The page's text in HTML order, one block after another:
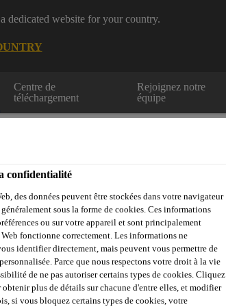
dedicated website for your country.
Centre de
téléchargement
Rejoignez notre
équipe
béton projeté Sika® Air-360
confidentialité
des données peuvent être stockées dans votre navigateur
sous la forme de cookies. Ces informations
ou sur votre appareil et sont principalement
fonctionne correctement. Les informations ne
identifier directement, mais peuvent vous permettre de
Parce que nous respectons votre droit à la vie
de ne pas autoriser certains types de cookies. Cliquez
plus de détails sur chacune d'entre elles, et modifier
si vous bloquez certains types de cookies, votre